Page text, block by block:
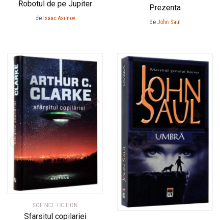
Robotul de pe Jupiter
de Isaac Asimov
Prezenta
de John Saul
SCIENCE FICTION
Sfarsitul copilariei